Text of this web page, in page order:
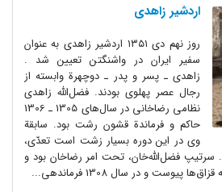
اردشیر زاهدی
روز نهم دی ۱۳۵۱ اردشیر زاهدی به عنوان
سفیر ایران در واشنگتن تعیین شد .
زاهدی ـ پسر و پدر ـ دوچهرة وابسته از
رجال عصر پهلوی بودند. فضل‌الله زاهدی
نظامی رضاخانی در سال‌های 1305 ـ 1306
حاکم و فرماندة قشون رشت بود. سابقة
وی در این دوره بسیار زشت است‌ تعدّی‌،
فضل‌الله‌خان‌، تحت امر رضاخان بود و
و در سال 1308 فرماندهی...